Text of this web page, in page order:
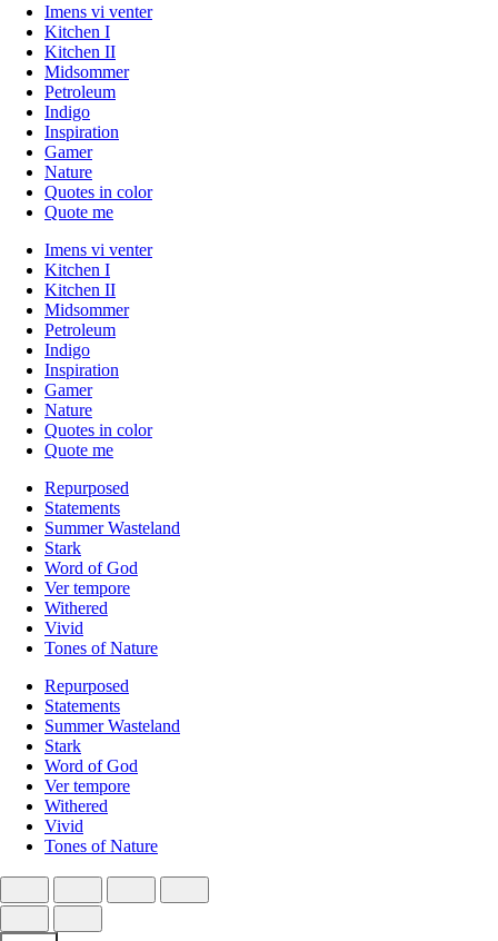
Imens vi venter
Kitchen I
Kitchen II
Midsommer
Petroleum
Indigo
Inspiration
Gamer
Nature
Quotes in color
Quote me
Imens vi venter
Kitchen I
Kitchen II
Midsommer
Petroleum
Indigo
Inspiration
Gamer
Nature
Quotes in color
Quote me
Repurposed
Statements
Summer Wasteland
Stark
Word of God
Ver tempore
Withered
Vivid
Tones of Nature
Repurposed
Statements
Summer Wasteland
Stark
Word of God
Ver tempore
Withered
Vivid
Tones of Nature